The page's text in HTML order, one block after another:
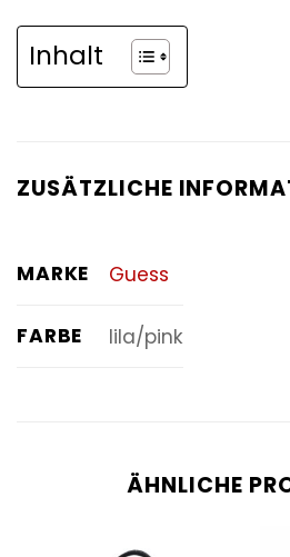
Inhalt
ZUSÄTZLICHE
MARKE Guess
FARBE lila/pink
ÄHNLICHE